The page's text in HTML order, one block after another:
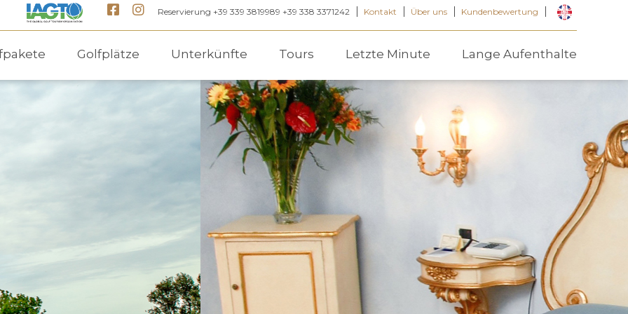
Reservierung +39 339 3819989 +39 338 3371242 Kontakt Über uns Kundenbewertung
Golfplätze Unterkünfte Tours Letzte Minute Lange Aufenthalte